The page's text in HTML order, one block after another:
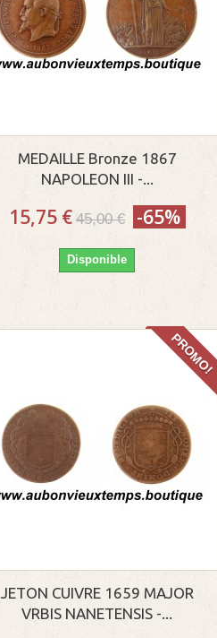
MEDAILLE Bronze 1867
NAPOLEON III -...
15,75 € 45,00 € -65%
Disponible
PROMO!
JETON CUIVRE 1659 MAJOR
VRBIS NANETENSIS -...